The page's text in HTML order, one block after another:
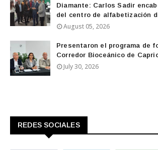
Diamante: Carlos Sadir
del centro de alfabetización
August 05, 2026
Presentaron el programa de
Corredor Bioceánico de
July 30, 2026
REDES SOCIALES